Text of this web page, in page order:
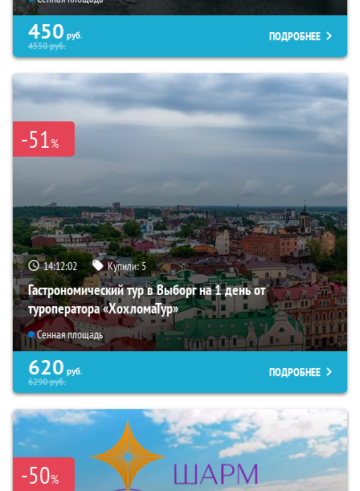
450 руб.
4550руб.
ПОДРОБНЕЕ
-51%
14:12:00 Купили:5
Гастрономический тур в Выборг на 1 день от
туроператора «ХохломаТур»
Сенная площадь
620 руб.
6290руб.
ПОДРОБНЕЕ
-50%